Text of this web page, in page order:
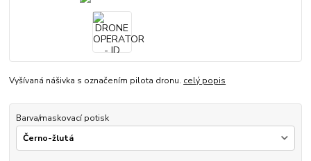
Vyšívaná nášivka s označením pilota dronu. celý popis
Barva/maskovací potisk